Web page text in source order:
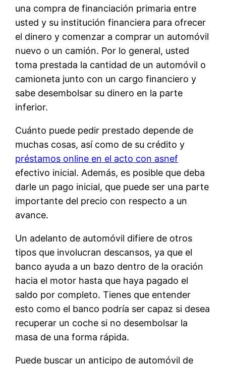
una compra de financiación primaria entre
usted y su institución financiera para ofrecer
el dinero y comenzar a comprar un automóvil
nuevo o un camión. Por lo general, usted
toma prestada la cantidad de un automóvil o
camioneta junto con un cargo financiero y
sabe desembolsar su dinero en la parte
inferior.
Cuánto puede pedir prestado depende de
muchas cosas, así como de su crédito y
préstamos online en el acto con asnef
efectivo inicial. Además, es posible que deba
darle un pago inicial, que puede ser una parte
importante del precio con respecto a un
avance.
Un adelanto de automóvil difiere de otros
tipos que involucran descansos, ya que el
banco ayuda a un bazo dentro de la oración
hacia el motor hasta que haya pagado el
saldo por completo. Tienes que entender
esto como el banco podría ser capaz si desea
recuperar un coche si no desembolsar la
masa de una forma rápida.
Puede buscar un anticipo de automóvil de